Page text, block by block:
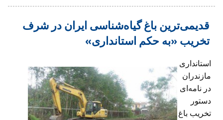
قدیمی‌ترین باغ گیاه‌شناسی ایران در شرف
تخریب «به حکم استانداری»
استانداری
مازندران
در نامه‌ای
دستور
تخریب باغ